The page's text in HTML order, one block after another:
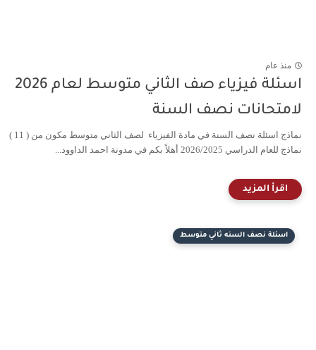
منذ عام
اسئلة فيزياء صف الثاني متوسط لعام 2026
لامتحانات نصف السنة
نماذج اسئلة نصف السنة في مادة الفيزياء لصف الثاني متوسط مكون من ( 11 )
نماذج للعام الدراسي 2026/2025 أهلاً بكم في مدونة احمد الداوود...
اسئلة نصف السنه ثاني متوسط